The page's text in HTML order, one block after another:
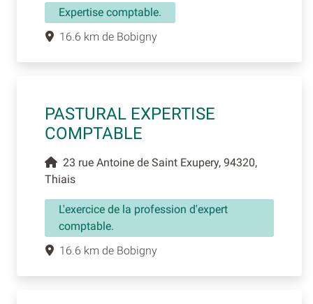
Expertise comptable.
16.6 km de Bobigny
PASTURAL EXPERTISE
COMPTABLE
23 rue Antoine de Saint Exupery, 94320,
Thiais
L'exercice de la profession d'expert
comptable.
16.6 km de Bobigny